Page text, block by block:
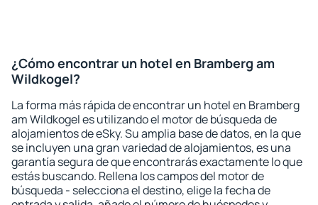
¿Cómo encontrar un hotel en Bramberg am
Wildkogel?
La forma más rápida de encontrar un hotel en Bramberg
am Wildkogel es utilizando el motor de búsqueda de
alojamientos de eSky. Su amplia base de datos, en la que
se incluyen una gran variedad de alojamientos, es una
garantía segura de que encontrarás exactamente lo que
estás buscando. Rellena los campos del motor de
búsqueda - selecciona el destino, elige la fecha de